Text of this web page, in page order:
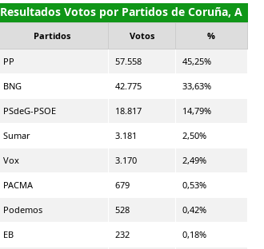
Resultados Votos por Partidos de Coruña, A
Partidos Votos %
PP 57.558 45,25%
BNG 42.775 33,63%
PSdeG-PSOE 18.817 14,79%
Sumar 3.181 2,50%
Vox 3.170 2,49%
PACMA 679 0,53%
Podemos 528 0,42%
EB 232 0,18%